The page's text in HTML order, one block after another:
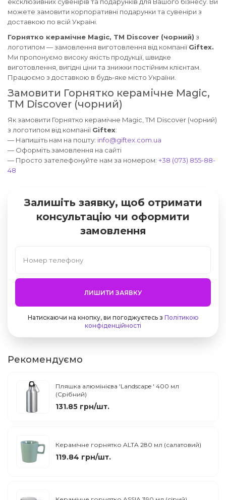
можете замовити корпоративні подарунки та сувеніри з
доставкою по всій Україні.
Горнятко керамічне Magic, ТМ Discover (чорний) з
логотипом — замовлення виготовлення від компанії Giftex.
Ми пропонуємо високу якість продукції, швидке
виготовлення, вигідні ціни та знижки постійним клієнтам.
Працюємо з доставкою в будь-яке місто України.
Замовити Горнятко керамічне Magic,
ТМ Discover (чорний)
Як замовити Горнятко керамічне Magic, ТМ Discover (чорний)
з логотипом від компанії Giftex:
— Напишіть нам на пошту: info@giftex.com.ua
— Оформіть замовлення на сайті
— Просто зателефонуйте нам за номером: +38 (073) 855-88-
48
Залишіть заявку, щоб отримати
консультацію чи оформити
замовлення
ЛИШИТИ ЗАЯВКУ
Натискаючи на кнопку, ви погоджуєтесь з Політикою
конфіденційності
Рекомендуємо
Пляшка алюмінієва 'Landscape ' 400 мл
(Срібний)
131.85 грн/шт.
Керамічне горнятко ALTA 280 мл (салатовий)
119.84 грн/шт.